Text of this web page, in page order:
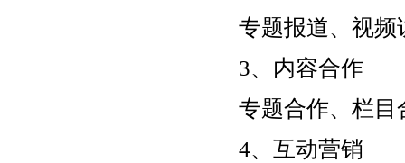
专题报道、视
3、内容合作
专题合作、栏
4、互动营销